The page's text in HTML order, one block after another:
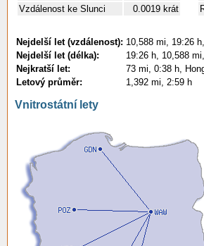
Vzdálenost ke Slunci
0.0019 krát
Nejdelší let (vzdálenost): 10,588 mi, 19:26
Nejdelší let (délka):
19:26 h, 10,588
Nejkratší let:
73 mi, 0:38 h,
Letový průměr:
1,392 mi, 2:59 h
Vnitrostátní lety